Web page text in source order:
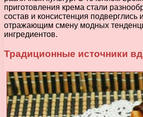
приготовления крема стали
состав и консистенция подверглись
отражающим смену модных
ингредиентов.
Традиционные источники